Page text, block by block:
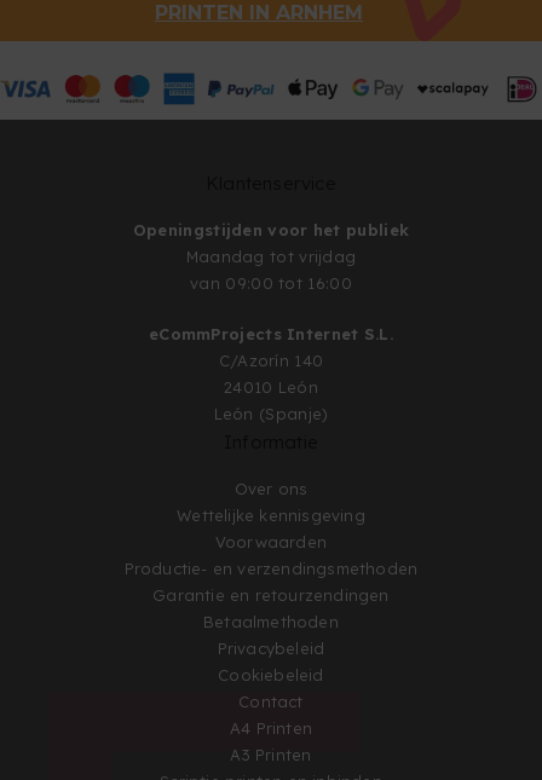
PRINTEN IN ARNHEM
Openingstijden voor het publiek
Maandag tot vrijdag
van 09:00 tot 16:00
eCommProjects Internet S.L.
C/Azorín 140
24010 León
León (Spanje)
Over ons
Wettelijke kennisgeving
Voorwaarden
Productie- en verzendingsmethoden
Garantie en retourzendingen
Betaalmethoden
Privacybeleid
Cookiebeleid
Contact
A4 Printen
A3 Printen